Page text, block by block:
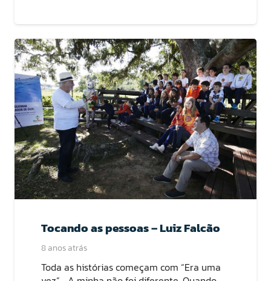
Tocando as pessoas – Luiz Falcão
8 anos atrás
Toda as histórias começam com “Era uma